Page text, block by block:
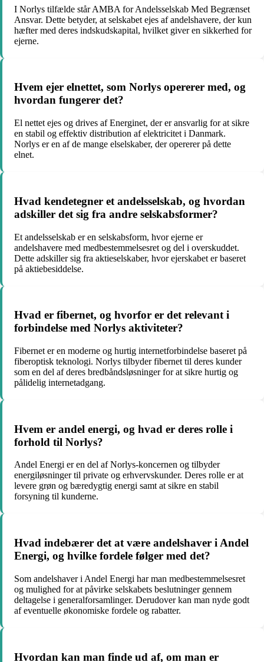
I Norlys tilfælde står AMBA for Andelsselskab Med Begrænset
Ansvar. Dette betyder, at selskabet ejes af andelshavere, der kun
hæfter med deres indskudskapital, hvilket giver en sikkerhed for
ejerne.
Hvem ejer elnettet, som Norlys opererer med, og
hvordan fungerer det?
El nettet ejes og drives af Energinet, der er ansvarlig for at sikre
en stabil og effektiv distribution af elektricitet i Danmark.
Norlys er en af de mange elselskaber, der opererer på dette
elnet.
Hvad kendetegner et andelsselskab, og hvordan
adskiller det sig fra andre selskabsformer?
Et andelsselskab er en selskabsform, hvor ejerne er
andelshavere med medbestemmelsesret og del i overskuddet.
Dette adskiller sig fra aktieselskaber, hvor ejerskabet er baseret
på aktiebesiddelse.
Hvad er fibernet, og hvorfor er det relevant i
forbindelse med Norlys aktiviteter?
Fibernet er en moderne og hurtig internetforbindelse baseret på
fiberoptisk teknologi. Norlys tilbyder fibernet til deres kunder
som en del af deres bredbåndsløsninger for at sikre hurtig og
pålidelig internetadgang.
Hvem er andel energi, og hvad er deres rolle i
forhold til Norlys?
Andel Energi er en del af Norlys-koncernen og tilbyder
energiløsninger til private og erhvervskunder. Deres rolle er at
levere grøn og bæredygtig energi samt at sikre en stabil
forsyning til kunderne.
Hvad indebærer det at være andelshaver i Andel
Energi, og hvilke fordele følger med det?
Som andelshaver i Andel Energi har man medbestemmelsesret
og mulighed for at påvirke selskabets beslutninger gennem
deltagelse i generalforsamlinger. Derudover kan man nyde godt
af eventuelle økonomiske fordele og rabatter.
Hvordan kan man finde ud af, om man er